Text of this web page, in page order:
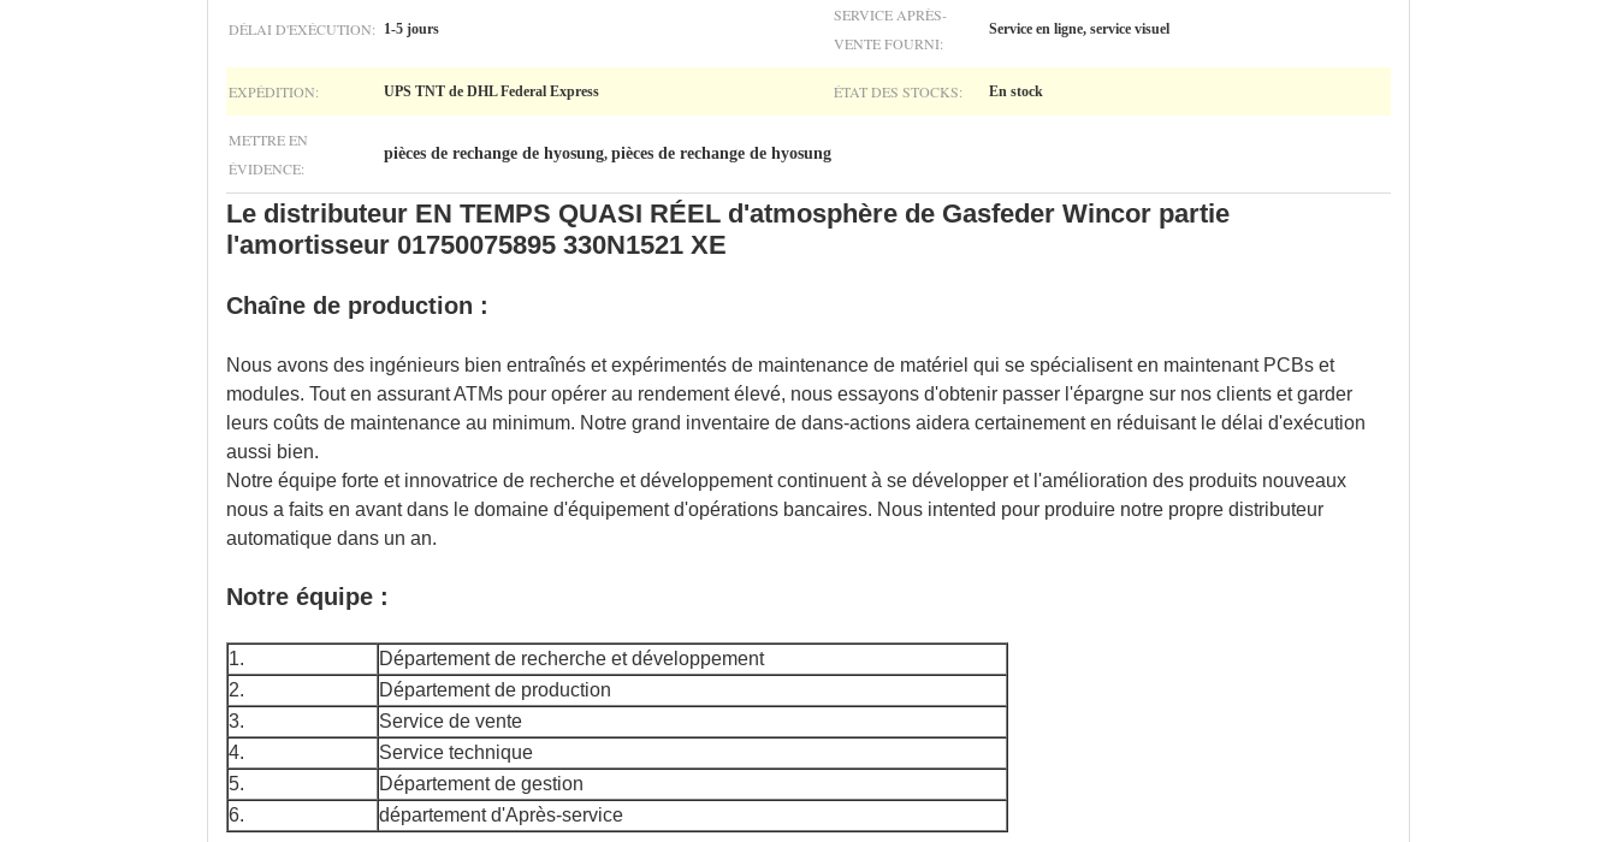
DÉLAI D'EXÉCUTION: 1-5 jours
SERVICE APRÈS-
VENTE FOURNI:
Service en ligne, service visuel
EXPÉDITION: UPS TNT de DHL Federal Express ÉTAT DES STOCKS: En stock
METTRE EN
ÉVIDENCE:
pièces de rechange de hyosung, pièces de rechange de hyosung
Le distributeur EN TEMPS QUASI RÉEL d'atmosphère de Gasfeder Wincor partie
l'amortisseur 01750075895 330N1521 XE
Chaîne de production :
Nous avons des ingénieurs bien entraînés et expérimentés de maintenance de matériel qui se spécialisent en maintenant PCBs et
modules. Tout en assurant ATMs pour opérer au rendement élevé, nous essayons d'obtenir passer l'épargne sur nos clients et garder
leurs coûts de maintenance au minimum. Notre grand inventaire de dans-actions aidera certainement en réduisant le délai d'exécution
aussi bien.
Notre équipe forte et innovatrice de recherche et développement continuent à se développer et l'amélioration des produits nouveaux
nous a faits en avant dans le domaine d'équipement d'opérations bancaires. Nous intented pour produire notre propre distributeur
automatique dans un an.
Notre équipe :
1.
Département de recherche et développement
2.
Département de production
3.
Service de vente
4.
Service technique
5.
Département de gestion
6.
département d'Après-service